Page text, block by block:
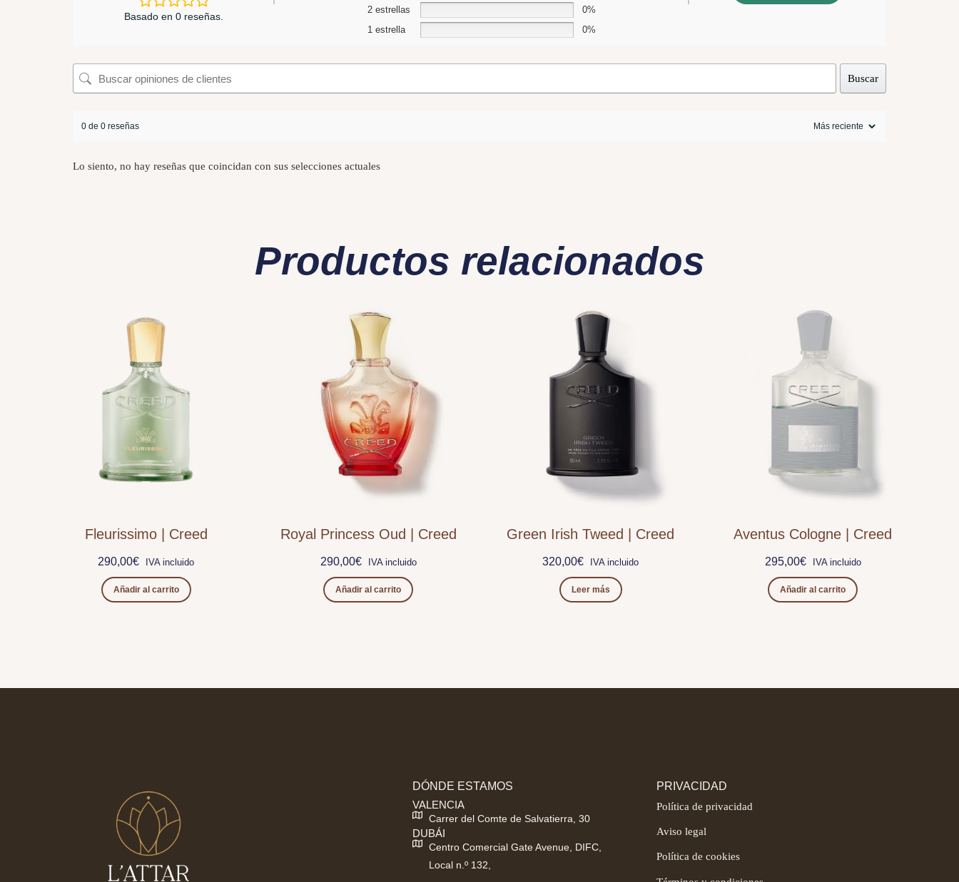
Basado en 0 reseñas.
2 estrellas
0%
1 estrella
0%
Buscar
0 de 0 reseñas
Lo siento, no hay reseñas que coincidan con sus selecciones actuales
Productos relacionados
Fleurissimo | Creed
290,00€ IVA incluido
Añadir al carrito
Royal Princess Oud | Creed
290,00€ IVA incluido
Añadir al carrito
Green Irish Tweed | Creed
320,00€ IVA incluido
Leer más
Aventus Cologne | Creed
295,00€ IVA incluido
Añadir al carrito
DÓNDE ESTAMOS
VALENCIA
Carrer del Comte de Salvatierra, 30
DUBÁI
Centro Comercial Gate Avenue, DIFC,
Local n.º 132,
PRIVACIDAD
Política de privacidad
Aviso legal
Política de cookies